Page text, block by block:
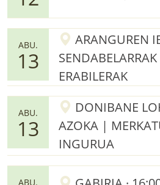
ABU.
13
ARANGUREN
ERABILERAK
ABU.
13
DONIBANE
AZOKA |
INGURUA
ABU.